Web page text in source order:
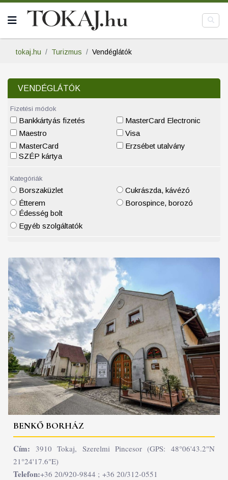
tokaj.hu Turizmus Vendéglátók
VENDÉGLÁTÓK
Fizetési módok
Bankkártyás fizetés
Maestro
MasterCard
MasterCard Electronic
Visa
Erzsébet utalvány
SZÉP kártya
Kategóriák
Borszaküzlet
Étterem
Cukrászda, kávézó
Borospince, borozó
Édesség bolt
Egyéb szolgáltatók
BENKŐ BORHÁZ
Cím: 3910 Tokaj, Szerelmi Pincesor (GPS: 48°06'43.2"N
21°24'17.6"E)
Telefon:+36 20/920-9844 ; +36 20/312-0551